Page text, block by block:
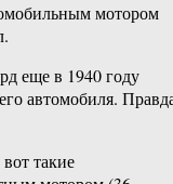
мотором
еще в 1940 году
автомобиля.
такие